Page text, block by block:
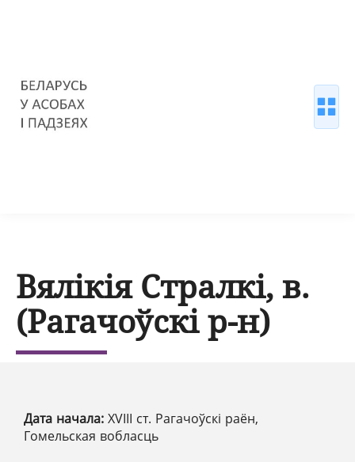
Вялікія Стралкі, в.
(Рагачоўскі р-н)
Дата начала: XVІІІ ст. Рагачоўскі раён,
Гомельская вобласць